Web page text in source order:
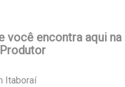
você encontra aqui na
Itaboraí